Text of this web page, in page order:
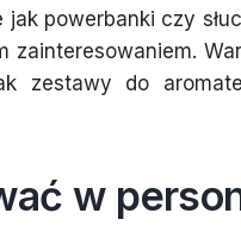
powerbanki czy
zainteresowaniem.
zestawy do
w